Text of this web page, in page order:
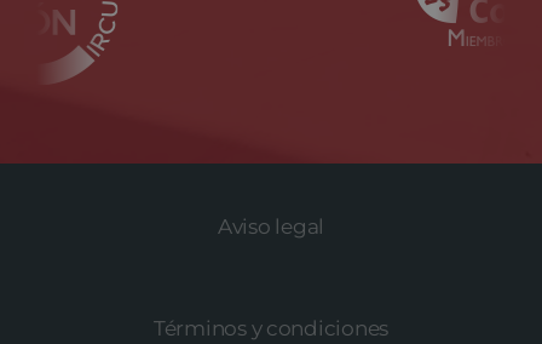
Aviso legal
Términos y condiciones